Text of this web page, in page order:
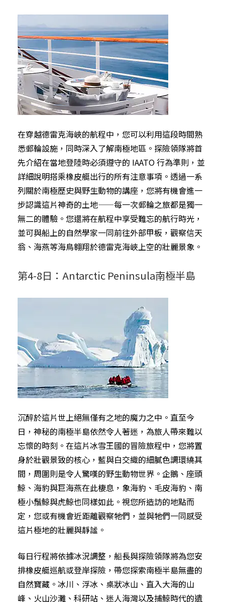
在穿越德雷克海峽的航程中，您可以利用這段時間熟
悉郵輪設施，同時深入了解南極地區。探險領隊將首
先介紹在當地登陸時必須遵守的 IAATO 行為準則，並
詳細說明搭乘橡皮艇出行的所有注意事項。透過一系
列關於南極歷史與野生動物的講座，您將有機會進一
步認識這片神奇的土地——每一次郵輪之旅都是獨一
無二的體驗。您還將在航程中享受難忘的航行時光，
並可與船上的自然學家一同前往外部甲板，觀察信天
翁、海燕等海鳥翱翔於德雷克海峽上空的壯麗景象。
第4-8日：Antarctic Peninsula南極半島
沉醉於這片世上絕無僅有之地的魔力之中。直至今
日，神秘的南極半島依然令人著迷，為旅人帶來難以
忘懷的時刻。在這片冰雪王國的冒險旅程中，您將置
身於壯觀景致的核心，藍與白交織的細膩色調環繞其
間，周圍則是令人驚嘆的野生動物世界。企鵝、座頭
鯨、海豹與巨海燕在此棲息，象海豹、毛皮海豹、南
極小鬚鯨與虎鯨也同樣如此。視您所造訪的地點而
定，您或有機會近距離觀察牠們，並與牠們一同感受
這片極地的壯麗與靜謐。
每日行程將依據冰況調整，船長與探險領隊將為您安
排橡皮艇巡航或登岸探險，帶您探索南極半島無盡的
自然寶藏。冰川、浮冰、桌狀冰山、直入大海的山
峰、火山沙灘、科研站、迷人海灣以及捕鯨時代的遺